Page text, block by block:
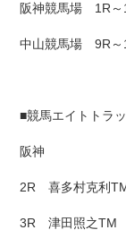
阪神競馬場 1R～
中山競馬場 9R～
■競馬エイトトラ
阪神
2R 喜多村克利
3R 津田照之TM